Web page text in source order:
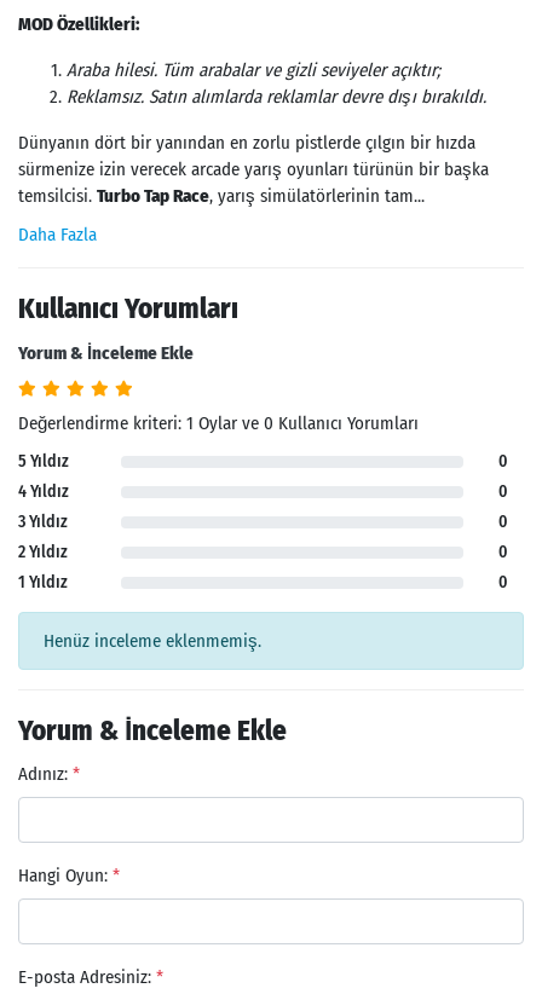
MOD Özellikleri:
Araba hilesi. Tüm arabalar ve gizli seviyeler açıktır;
Reklamsız. Satın alımlarda reklamlar devre dışı bırakıldı.
Dünyanın dört bir yanından en zorlu pistlerde çılgın bir hızda
sürmenize izin verecek arcade yarış oyunları türünün bir başka
temsilcisi. Turbo Tap Race, yarış simülatörlerinin tam...
Daha Fazla
Kullanıcı Yorumları
Yorum & İnceleme Ekle
Değerlendirme kriteri: 1 Oylar ve 0 Kullanıcı Yorumları
5 Yıldız
0
4 Yıldız
0
3 Yıldız
0
2 Yıldız
0
1 Yıldız
0
Henüz inceleme eklenmemiş.
Yorum & İnceleme Ekle
Adınız: *
Hangi Oyun: *
E-posta Adresiniz: *